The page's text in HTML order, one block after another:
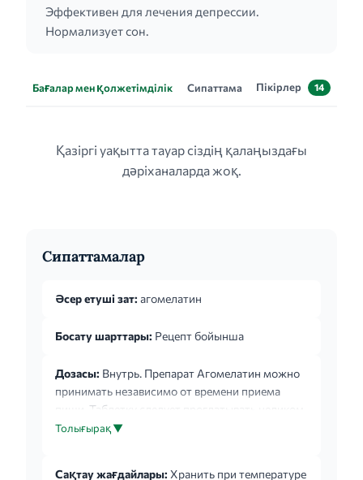
Эффективен для лечения депрессии.
Нормализует сон.
Бағалар мен қолжетімділік Сипаттама Пікірлер 14
Қазіргі уақытта тауар сіздің қалаңыздағы
дәріханаларда жоқ.
Сипаттамалар
Әсер етуші зат: агомелатин
Босату шарттары: Рецепт бойынша
Дозасы: Внутрь. Препарат Агомелатин можно
принимать независимо от времени приема
пищи. Таблетку следует проглатывать целиком,
не разжевывая. При пропуске приема
Толығырақ ▼
Сақтау жағдайлары: Хранить при температуре